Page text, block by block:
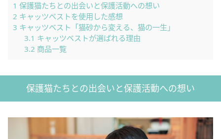
1 保護猫たちとの出会いと保護活動への想い
2 キャッツベストを使用した感想
3 キャッツベスト「猫砂から変える、猫の一生」
3.1 キャッツベストが選ばれる理由
3.2 商品一覧
保護猫たちとの出会いと保護活動への想い